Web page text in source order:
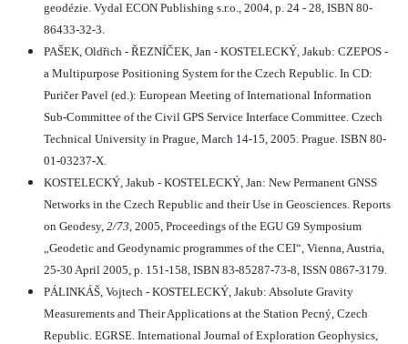
geodézie. Vydal ECON Publishing s.r.o., 2004, p. 24 - 28, ISBN 80-
86433-32-3.
PAŠEK, Oldřich - ŘEZNÍČEK, Jan - KOSTELECKÝ, Jakub: CZEPOS -
a Multipurpose Positioning System for the Czech Republic. In CD:
Puričer Pavel (ed.): European Meeting of International Information
Sub-Committee of the Civil GPS Service Interface Committee. Czech
Technical University in Prague, March 14-15, 2005. Prague. ISBN 80-
01-03237-X.
KOSTELECKÝ, Jakub - KOSTELECKÝ, Jan: New Permanent GNSS
Networks in the Czech Republic and their Use in Geosciences. Reports
on Geodesy, 2/73, 2005, Proceedings of the EGU G9 Symposium
„Geodetic and Geodynamic programmes of the CEI“, Vienna, Austria,
25-30 April 2005, p. 151-158, ISBN 83-85287-73-8, ISSN 0867-3179.
PÁLINKÁŠ, Vojtech - KOSTELECKÝ, Jakub: Absolute Gravity
Measurements and Their Applications at the Station Pecný, Czech
Republic. EGRSE. International Journal of Exploration Geophysics,